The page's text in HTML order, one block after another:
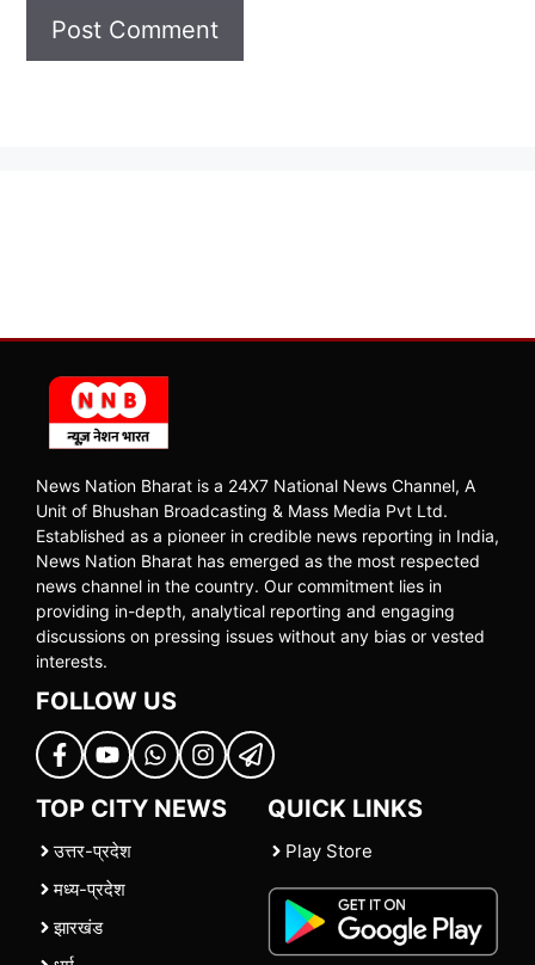
News Nation Bharat is a 24X7 National News Channel, A
Unit of Bhushan Broadcasting & Mass Media Pvt Ltd.
Established as a pioneer in credible news reporting in India,
News Nation Bharat has emerged as the most respected
news channel in the country. Our commitment lies in
providing in-depth, analytical reporting and engaging
discussions on pressing issues without any bias or vested
interests.
FOLLOW US
TOP CITY NEWS
उत्तर-प्रदेश
मध्य-प्रदेश
झारखंड
QUICK LINKS
Play Store